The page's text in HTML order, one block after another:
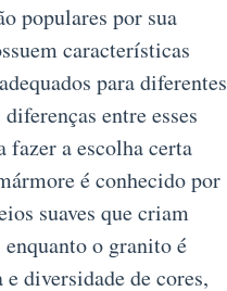
populares por sua
características
para diferentes
entre esses
a escolha certa
é conhecido por
suaves que criam
enquanto o granito é
diversidade de cores,